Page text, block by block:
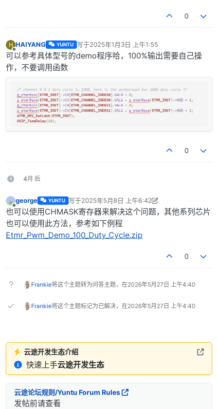
0
H
离线
HAIYANG YUNTU 写于2025年1月3日 上午1:55
最后由 编辑
可以参考具体型号的demo程序哈，100%输出需要自己操
作，不要调用函数
0
4月 后
离线
george YUNTU 写于2025年5月8日 上午6:42
最后由 george 编辑2025年5月8日 下午2:43
也可以使用CHMASK寄存器来解决这个问题，其他系列芯片
也可以使用此方法，参考如下例程
Etmr_Pwm_Demo_100_Duty_Cycle.zip
0
Frankie将这个主题转为问答主题，在2026年5月27日 上午4:40
Frankie将这个主题标记为已解决，在2026年5月27日 上午4:40
云途开发生态介绍
快速上手云途开发生态
云途论坛规则/Yuntu Forum Rules
发帖前请查看